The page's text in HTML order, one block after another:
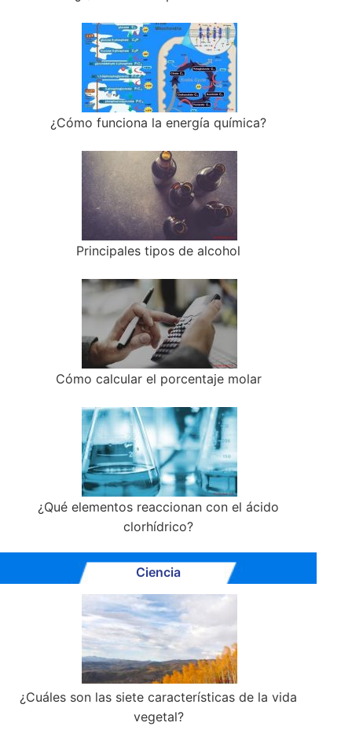
¿Cómo funciona la energía química?
Principales tipos de alcohol
Cómo calcular el porcentaje molar
¿Qué elementos reaccionan con el ácido
clorhídrico?
Ciencia
¿Cuáles son las siete características de la vida
vegetal?